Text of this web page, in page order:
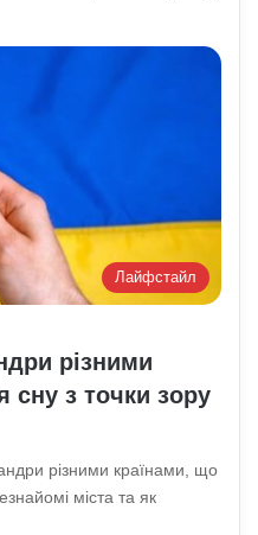
Лайфстайл
різними
сну з точки зору
різними країнами, що
міста та як